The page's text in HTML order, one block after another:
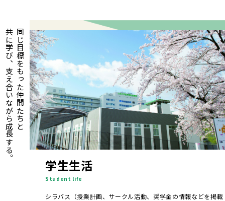
同じ目標をもった仲間たちと
共に学び、支え合いながら成長する。
学生生活
Student life
シラバス（授業計画、サークル活動、奨学金の情報などを掲載